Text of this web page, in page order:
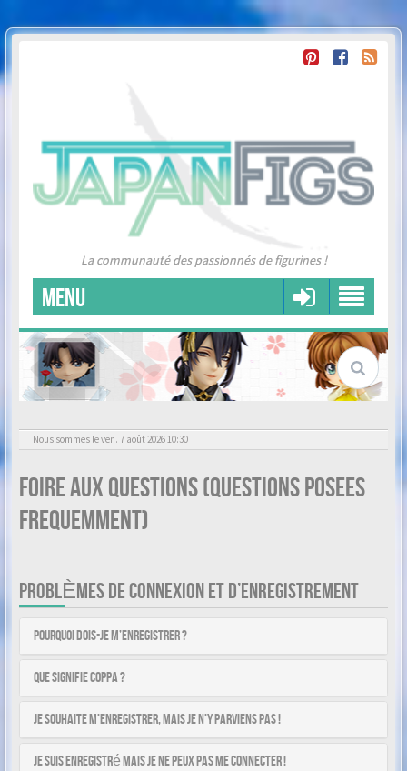
La communauté des passionnés de figurines !
MENU
Nous sommes le ven. 7 août 2026 10:30
Foire aux questions (Questions posees
frequemment)
PROBLÈMES DE CONNEXION ET D’ENREGISTREMENT
Pourquoi dois-je m’enregistrer ?
Que signifie COPPA ?
Je souhaite m’enregistrer, mais je n’y parviens pas !
Je suis enregistré mais je ne peux pas me connecter !